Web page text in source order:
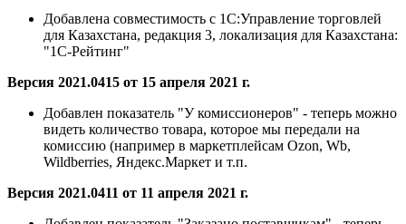
Добавлена совместимость с 1С:Управление торговлей
для Казахстана, редакция 3, локализация для Казахстана:
"1С-Рейтинг"
Версия 2021.0415 от 15 апреля 2021 г.
Добавлен показатель "У комиссионеров" - теперь можно
видеть количество товара, которое мы передали на
комиссию (например в маркетплейсам Ozon, Wb,
Wildberries, Яндекс.Маркет и т.п.
Версия 2021.0411 от 11 апреля 2021 г.